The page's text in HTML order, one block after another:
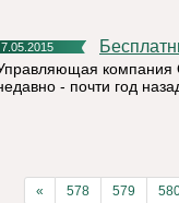
7.05.2015
компания
- почти год
« 578 579